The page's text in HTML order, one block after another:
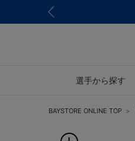
選手から探す
BAYSTORE ONLINE TOP